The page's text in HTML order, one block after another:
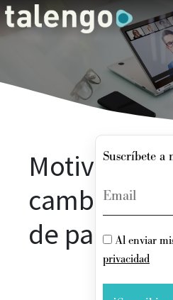
cambio en
de
Suscríbete a
Al enviar
privacidad